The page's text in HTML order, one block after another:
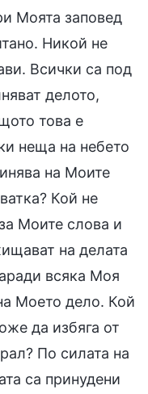
Моята заповед
Никой не
Всички са под
делото,
това е
неща на небето
на Моите
Кой не
Моите слова и
на делата
всяка Моя
Моето дело. Кой
да избяга от
По силата на
са принудени